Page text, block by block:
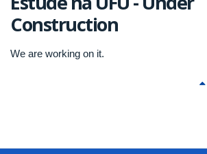
Construction
We are working on it.